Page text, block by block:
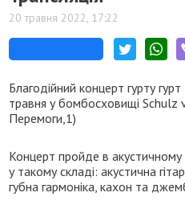
20 травня 2022, 17:22
Благодійний концерт гурту
травня у бомбосховищі Schulz
Перемоги,1)
Концерт пройде в
у такому складі: акустична
губна гармоніка, кахон та